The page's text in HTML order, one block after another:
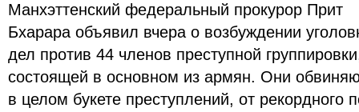
Манхэттенский федеральный прокурор Прит
Бхарара объявил вчера о возбуждении
дел против 44 членов преступной
состоящей в основном из армян. Они
в целом букете преступлений, от рекордного